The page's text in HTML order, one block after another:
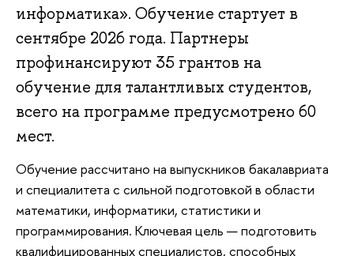
информатика». Обучение стартует в
сентябре 2026 года. Партнеры
профинансируют 35 грантов на
обучение для талантливых студентов,
всего на программе предусмотрено 60
мест.
Обучение рассчитано на выпускников бакалавриата
и специалитета с сильной подготовкой в области
математики, информатики, статистики и
программирования. Ключевая цель — подготовить
квалифицированных специалистов, способных